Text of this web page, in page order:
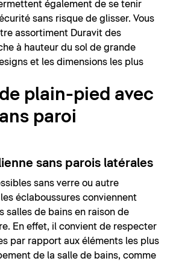
également de se tenir
sans risque de glisser. Vous
assortiment Duravit des
à hauteur du sol de grande
et les dimensions les plus
plain-pied avec
paroi
sans parois latérales
sans verre ou autre
éclaboussures conviennent
salles de bains en raison de
En effet, il convient de respecter
par rapport aux éléments les plus
de la salle de bains, comme